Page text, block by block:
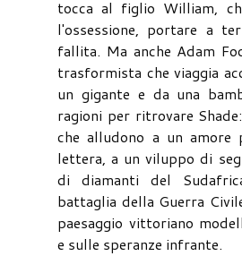
tocca al figlio William,
l'ossessione, portare a
fallita. Ma anche Adam
trasformista che viaggia
un gigante e da una
ragioni per ritrovare
che alludono a un amore
lettera, a un viluppo di
di diamanti del
battaglia della Guerra
paesaggio vittoriano
e sulle speranze infrante.